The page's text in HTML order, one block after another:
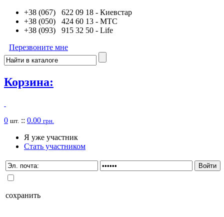
+38 (067) 622 09 18 - Киевстар
+38 (050) 424 60 13 - MTC
+38 (093) 915 32 50 - Life
Перезвоните мне
Корзина:
0 шт. :: 0.00 грн.
Я уже участник
Стать участником
сохранить